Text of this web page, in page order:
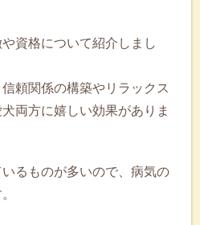
資格について紹介しまし
頼関係の構築やリラックス
両方に嬉しい効果がありま
るものが多いので、病気の